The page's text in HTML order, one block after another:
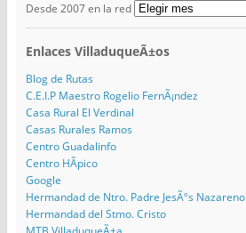
Desde 2007 en la red
Enlaces VilladuqueÃ±os
Blog de Rutas
C.E.I.P Maestro Rogelio FernÃ¡ndez
Casa Rural El Verdinal
Casas Rurales Ramos
Centro Guadalinfo
Centro HÃ­pico
Google
Hermandad de Ntro. Padre JesÃºs Nazareno
Hermandad del Stmo. Cristo